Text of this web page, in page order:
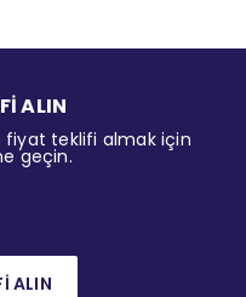
ALIN
fiyat teklifi almak için
geçin.
ALIN